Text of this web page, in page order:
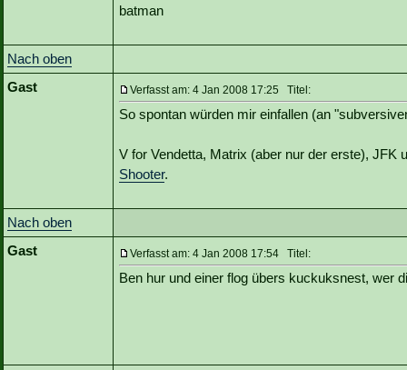
batman
Nach oben
Gast
Verfasst am: 4 Jan 2008 17:25 Titel:
So spontan würden mir einfallen (an
V for Vendetta, Matrix (aber nur der erste),
Shooter.
Nach oben
Gast
Verfasst am: 4 Jan 2008 17:54 Titel:
Ben hur und einer flog übers kuckuksnest, wer